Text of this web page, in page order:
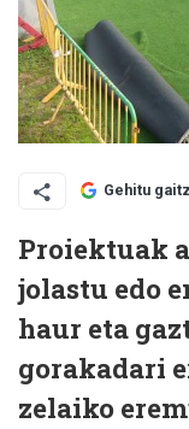
Gehitu
Proiektuak
jolastu edo
haur eta
gorakadari
zelaiko